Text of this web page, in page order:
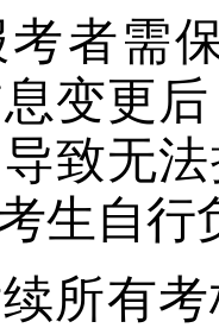
考者需
变更
致无
生自行
续所有